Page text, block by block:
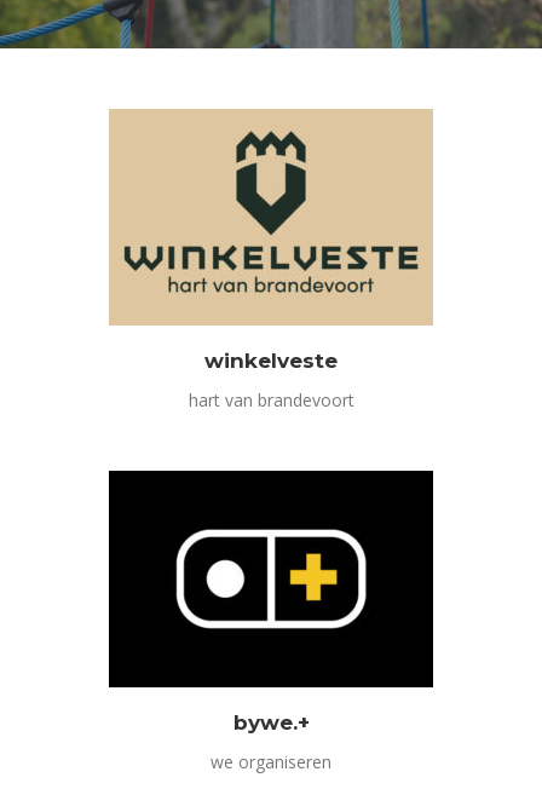
winkelveste
hart van brandevoort
bywe.+
we organiseren